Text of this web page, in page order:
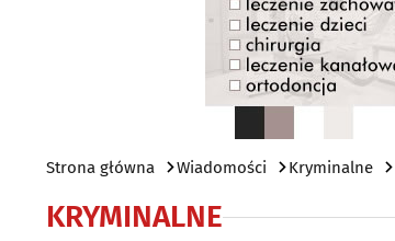
Strona główna Wiadomości Kryminalne
KRYMINALNE